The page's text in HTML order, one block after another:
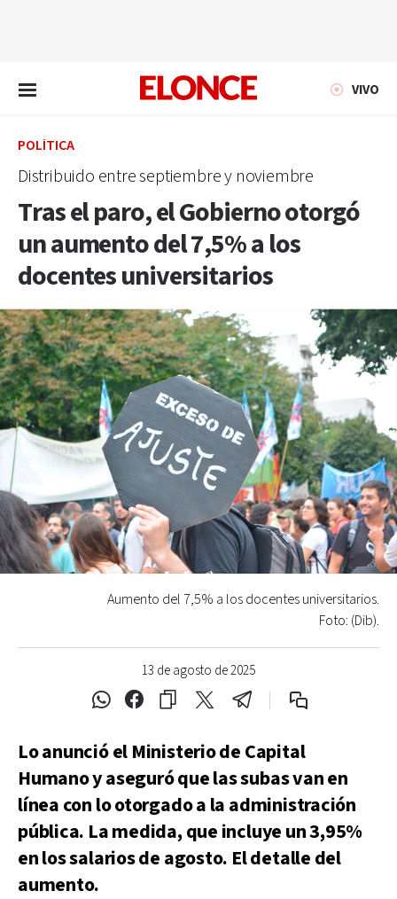
VIVO
POLÍTICA
Distribuido entre septiembre y noviembre
Tras el paro, el Gobierno otorgó
un aumento del 7,5% a los
docentes universitarios
13 de agosto de 2025
Aumento del 7,5% a los docentes universitarios.
Foto: (Dib).
Lo anunció el Ministerio de Capital
Humano y aseguró que las subas van en
línea con lo otorgado a la administración
pública. La medida, que incluye un 3,95%
en los salarios de agosto. El detalle del
aumento.